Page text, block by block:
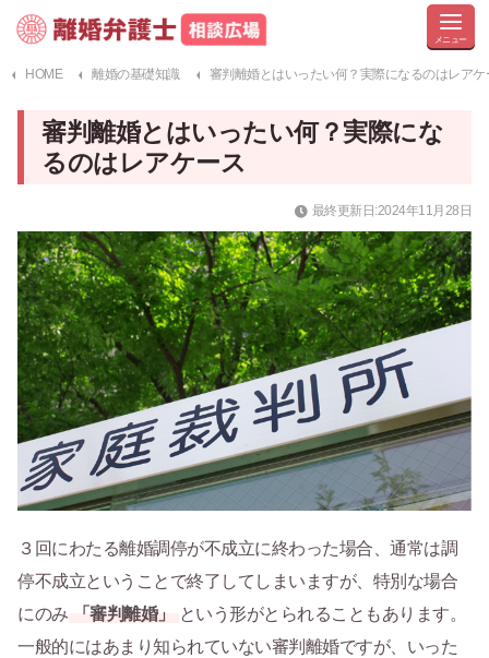
HOME 離婚の基礎知識 審判離婚とはいったい何？実際になるのはレアケ
審判離婚とはいったい何？実際にな
るのはレアケース
最終更新日:2024年11月28日
３回にわたる離婚調停が不成立に終わった場合、通常は調
停不成立ということで終了してしまいますが、特別な場合
にのみ
「審判離婚」
という形がとられることもあります。
一般的にはあまり知られていない審判離婚ですが、いった